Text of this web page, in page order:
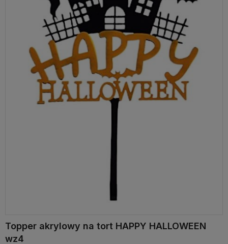
Topper akrylowy na tort HAPPY HALLOWEEN
wz4